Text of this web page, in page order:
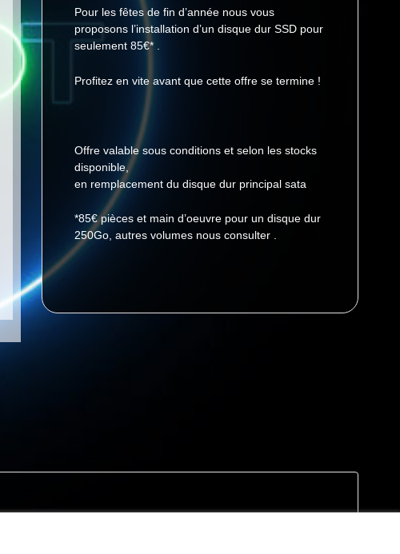
Pour les fêtes de fin d’année nous vous
proposons l’installation d’un disque dur SSD pour
seulement 85€* .
Profitez en vite avant que cette offre se termine !
Offre valable sous conditions et selon les stocks
disponible,
en remplacement du disque dur principal sata
*85€ pièces et main d’oeuvre pour un disque dur
250Go, autres volumes nous consulter .